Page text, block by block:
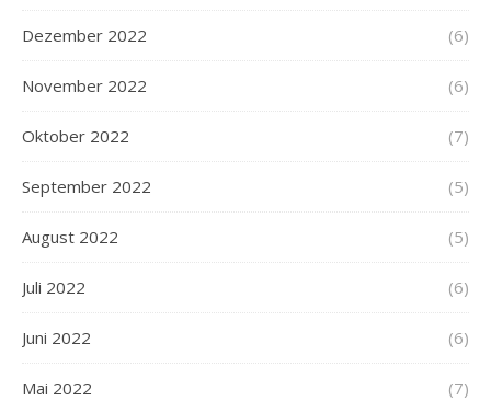
Dezember 2022 (6)
November 2022 (6)
Oktober 2022 (7)
September 2022 (5)
August 2022 (5)
Juli 2022 (6)
Juni 2022 (6)
Mai 2022 (7)